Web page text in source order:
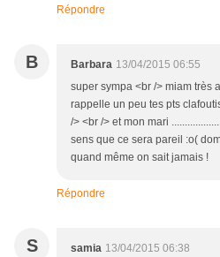
Répondre
B Barbara 13/04/2015 06:55
super sympa <br /> miam très
rappelle un peu tes pts
/> <br /> et mon mari
sens que ce sera pareil :o(
quand même on sait jamais !
Répondre
S samia 13/04/2015 06:38